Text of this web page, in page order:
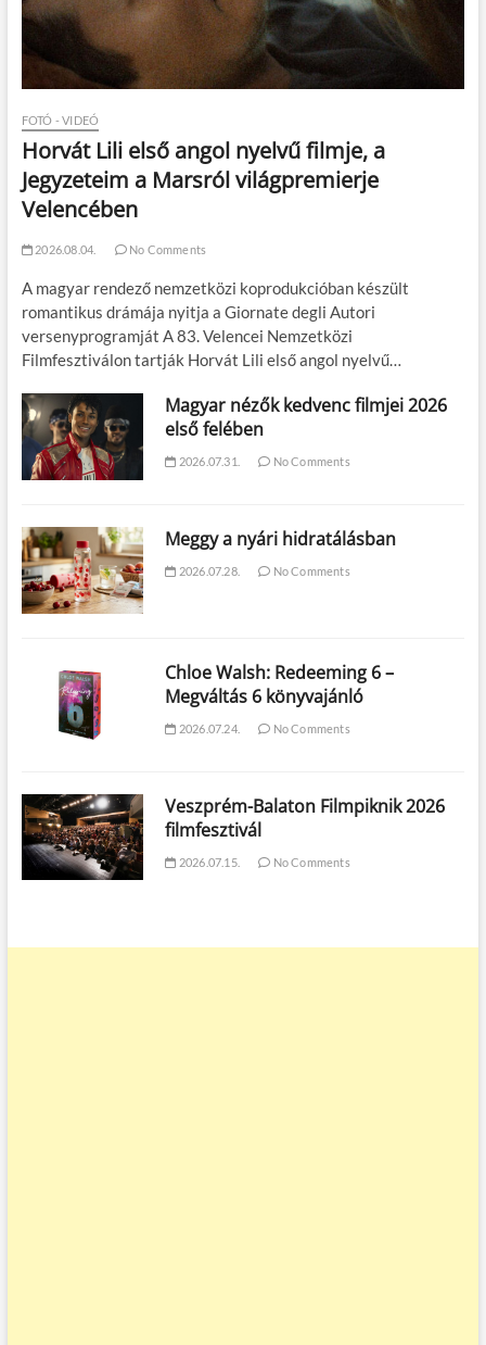
FOTÓ - VIDEÓ
Horvát Lili első angol nyelvű filmje, a
Jegyzeteim a Marsról világpremierje
Velencében
2026.08.04. No Comments
A magyar rendező nemzetközi koprodukcióban készült
romantikus drámája nyitja a Giornate degli Autori
versenyprogramját A 83. Velencei Nemzetközi
Filmfesztiválon tartják Horvát Lili első angol nyelvű…
Magyar nézők kedvenc filmjei 2026
első felében
2026.07.31. No Comments
Meggy a nyári hidratálásban
2026.07.28. No Comments
Chloe Walsh: Redeeming 6 –
Megváltás 6 könyvajánló
2026.07.24. No Comments
Veszprém-Balaton Filmpiknik 2026
filmfesztivál
2026.07.15. No Comments